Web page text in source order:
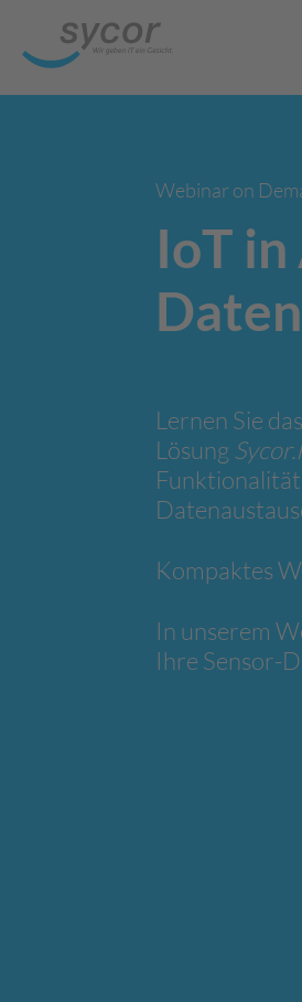
Webinar on
IoT
Lernen Sie
Lösung
Kompaktes
In unserem
Ihre Sensor-